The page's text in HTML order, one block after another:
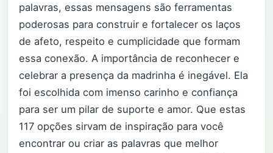
palavras, essas mensagens são ferramentas
poderosas para construir e fortalecer os laços
de afeto, respeito e cumplicidade que formam
essa conexão. A importância de reconhecer e
celebrar a presença da madrinha é inegável. Ela
foi escolhida com imenso carinho e confiança
para ser um pilar de suporte e amor. Que estas
117 opções sirvam de inspiração para você
encontrar ou criar as palavras que melhor